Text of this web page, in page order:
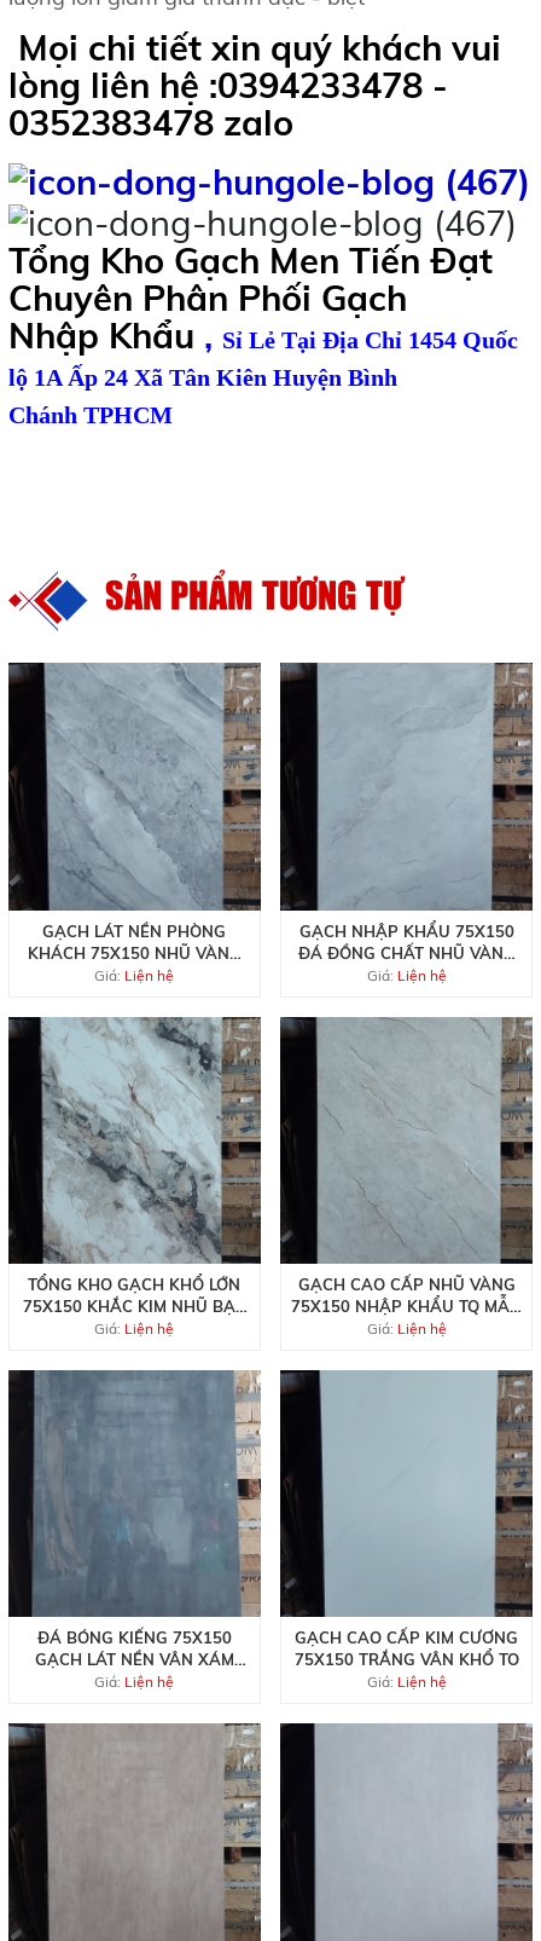
Mọi chi tiết xin quý khách vui
lòng liên hệ :0394233478 -
0352383478 zalo
Tổng Kho Gạch Men Tiến Đạt
Chuyên Phân Phối Gạch
Nhập Khẩu , Sỉ Lẻ Tại Địa Chỉ 1454 Quốc
lộ 1A Ấp 24 Xã Tân Kiên Huyện Bình
Chánh TPHCM
SẢN PHẨM TƯƠNG TỰ
GẠCH LÁT NỀN PHÒNG
KHÁCH 75X150 NHŨ VÀNG
TQ CAO CẤP
Giá: Liện hệ
GẠCH NHẬP KHẨU 75X150
ĐÁ ĐỒNG CHẤT NHŨ VÀNG
ĐẸP RẺ
Giá: Liện hệ
TỔNG KHO GẠCH KHỔ LỚN
75X150 KHẮC KIM NHŨ BẠC
TQ
Giá: Liện hệ
GẠCH CAO CẤP NHŨ VÀNG
75X150 NHẬP KHẨU TQ MẪU
MỚI
Giá: Liện hệ
ĐÁ BÓNG KIẾNG 75X150
GẠCH LÁT NỀN VÂN XÁM
ĐẸP RẺ
Giá: Liện hệ
GẠCH CAO CẤP KIM CƯƠNG
75X150 TRẮNG VÂN KHỔ TO
Giá: Liện hệ